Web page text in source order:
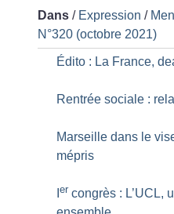
Dans / Expression /
N°320 (octobre 2021)
Édito : La France,
Rentrée sociale :
Marseille dans le
mépris
Ier congrès : L’UCL,